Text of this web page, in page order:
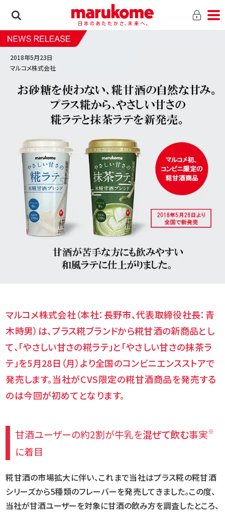
2018年5月23日
マルコメ株式会社
マルコメ株式会社（本社：長野市、代表取締役社長：青
木時男）は、プラス糀ブランドから糀甘酒の新商品とし
て、「やさしい甘さの糀ラテ」と「やさしい甘さの抹茶ラ
テ」を5月28日（月）より全国のコンビニエンスストアで
発売します。当社がCVS限定の糀甘酒商品を発売する
のは今回が初めてとなります。
甘酒ユーザーの約2割が牛乳を混ぜて飲む事実※
に着目
糀甘酒の市場拡大に伴い、これまで当社はプラス糀の糀甘酒
シリーズから5種類のフレーバーを発売してきました。この度、
当社が甘酒ユーザーを対象に甘酒の飲み方を調査したところ、